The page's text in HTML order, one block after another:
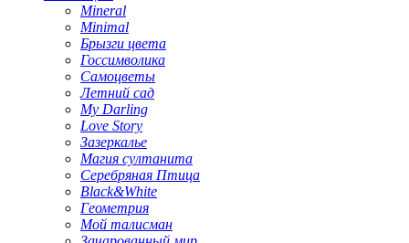
Mineral
Minimal
Брызги цвета
Госсимволика
Самоцветы
Летний сад
My Darling
Love Story
Зазеркалье
Магия султанита
Серебряная Птица
Black&White
Геометрия
Мой талисман